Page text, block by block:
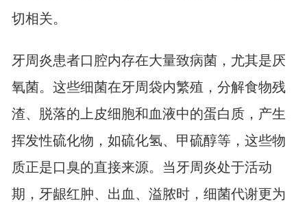
切相关。
牙周炎患者口腔内存在大量致病菌，尤其是厌
氧菌。这些细菌在牙周袋内繁殖，分解食物残
渣、脱落的上皮细胞和血液中的蛋白质，产生
挥发性硫化物，如硫化氢、甲硫醇等，这些物
质正是口臭的直接来源。当牙周炎处于活动
期，牙龈红肿、出血、溢脓时，细菌代谢更为